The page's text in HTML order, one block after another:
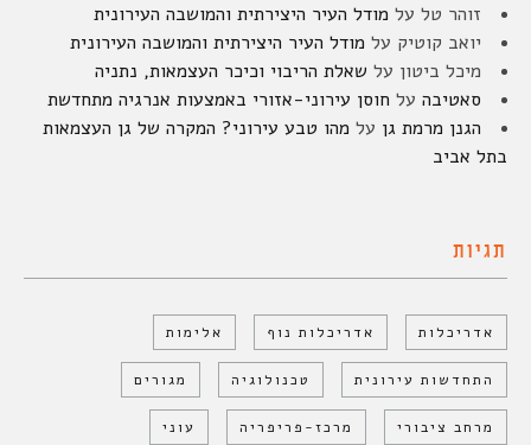
זוהר טל על מודל העיר היצירתית והמושבה העירונית
יואב קוטיק על מודל העיר היצירתית והמושבה העירונית
מיכל ביטון על שאלת הריבוי וכיכר העצמאות, נתניה
סאטיבה על חוסן עירוני-אזורי באמצעות אנרגיה מתחדשת
הגנן מרמת גן על מהו טבע עירוני? המקרה של גן העצמאות
בתל אביב
תגיות
אדריכלות אדריכלות נוף אלימות
התחדשות עירונית טכנולוגיה מגורים
מרחב ציבורי מרכז-פריפריה עוני